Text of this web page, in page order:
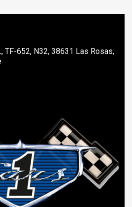
TF-652, N32, 38631 Las Rosas,